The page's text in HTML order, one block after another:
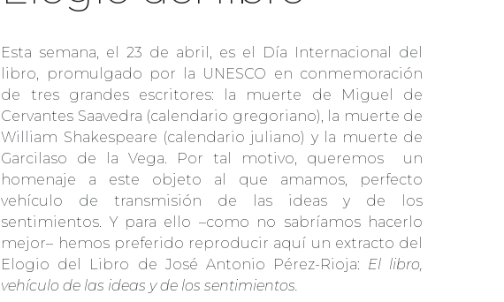
Esta semana, el 23 de abril, es el Día Internacional del
libro, promulgado por la UNESCO en conmemoración
de tres grandes escritores: la muerte de Miguel de
Cervantes Saavedra (calendario gregoriano), la muerte de
William Shakespeare (calendario juliano) y la muerte de
Garcilaso de la Vega. Por tal motivo, queremos un
homenaje a este objeto al que amamos, perfecto
vehículo de transmisión de las ideas y de los
sentimientos. Y para ello –como no sabríamos hacerlo
mejor– hemos preferido reproducir aquí un extracto del
Elogio del Libro de José Antonio Pérez-Rioja: El libro,
vehículo de las ideas y de los sentimientos.